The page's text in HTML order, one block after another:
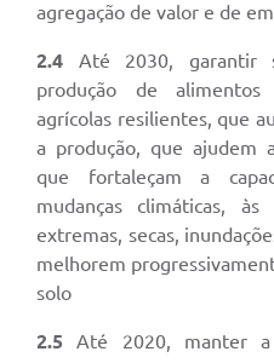
Emprega
Enquete
agregação de valor e de
2.4 Até 2030, garantir
produção de
agrícolas resilientes, que
a produção, que ajudem
que fortaleçam a
mudanças climáticas, às
extremas, secas,
melhorem
solo
2.5Até 2020, manter a